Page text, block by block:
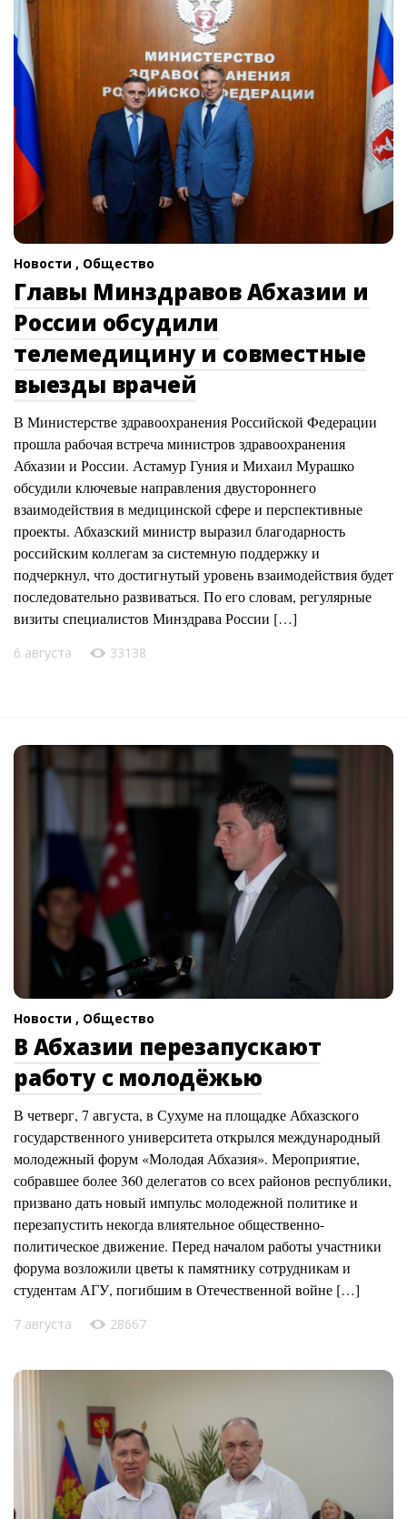
Новости , Общество
Главы Минздравов Абхазии и
России обсудили
телемедицину и совместные
выезды врачей
В Министерстве здравоохранения Российской Федерации
прошла рабочая встреча министров здравоохранения
Абхазии и России. Астамур Гуния и Михаил Мурашко
обсудили ключевые направления двустороннего
взаимодействия в медицинской сфере и перспективные
проекты. Абхазский министр выразил благодарность
российским коллегам за системную поддержку и
подчеркнул, что достигнутый уровень взаимодействия будет
последовательно развиваться. По его словам, регулярные
визиты специалистов Минздрава России […]
6 августа 33138
Новости , Общество
В Абхазии перезапускают
работу с молодёжью
В четверг, 7 августа, в Сухуме на площадке Абхазского
государственного университета открылся международный
молодежный форум «Молодая Абхазия». Мероприятие,
собравшее более 360 делегатов со всех районов республики,
призвано дать новый импульс молодежной политике и
перезапустить некогда влиятельное общественно-
политическое движение. Перед началом работы участники
форума возложили цветы к памятнику сотрудникам и
студентам АГУ, погибшим в Отечественной войне […]
7 августа 28667